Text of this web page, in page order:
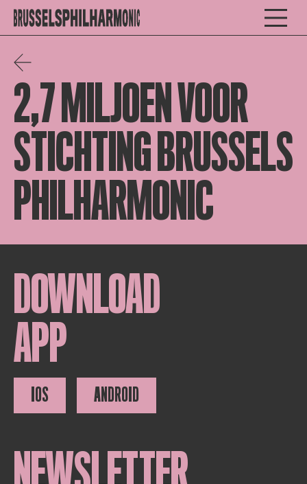
2,7 MILJOEN VOOR
STICHTING BRUSSELS
PHILHARMONIC
DOWNLOAD
APP
IOS ANDROID